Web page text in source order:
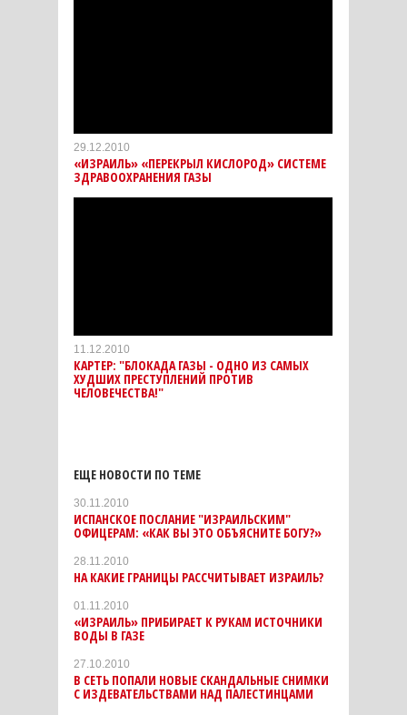
29.12.2010
«ИЗРАИЛЬ» «ПЕРЕКРЫЛ КИСЛОРОД» СИСТЕМЕ
ЗДРАВООХРАНЕНИЯ ГАЗЫ
11.12.2010
КАРТЕР: "БЛОКАДА ГАЗЫ - ОДНО ИЗ САМЫХ
ХУДШИХ ПРЕСТУПЛЕНИЙ ПРОТИВ
ЧЕЛОВЕЧЕСТВА!"
ЕЩЕ НОВОСТИ ПО ТЕМЕ
30.11.2010
ИСПАНСКОЕ ПОСЛАНИЕ "ИЗРАИЛЬСКИМ"
ОФИЦЕРАМ: «КАК ВЫ ЭТО ОБЪЯСНИТЕ БОГУ?»
28.11.2010
НА КАКИЕ ГРАНИЦЫ РАССЧИТЫВАЕТ ИЗРАИЛЬ?
01.11.2010
«ИЗРАИЛЬ» ПРИБИРАЕТ К РУКАМ ИСТОЧНИКИ
ВОДЫ В ГАЗЕ
27.10.2010
В СЕТЬ ПОПАЛИ НОВЫЕ СКАНДАЛЬНЫЕ СНИМКИ
С ИЗДЕВАТЕЛЬСТВАМИ НАД ПАЛЕСТИНЦАМИ